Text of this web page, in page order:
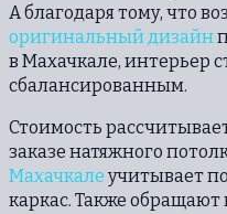
А благодаря тому, что
оригинальный дизайн
в Махачкале, интерьер
сбалансированным.
Стоимость
заказе натяжного
Махачкале учитывает
каркас. Также